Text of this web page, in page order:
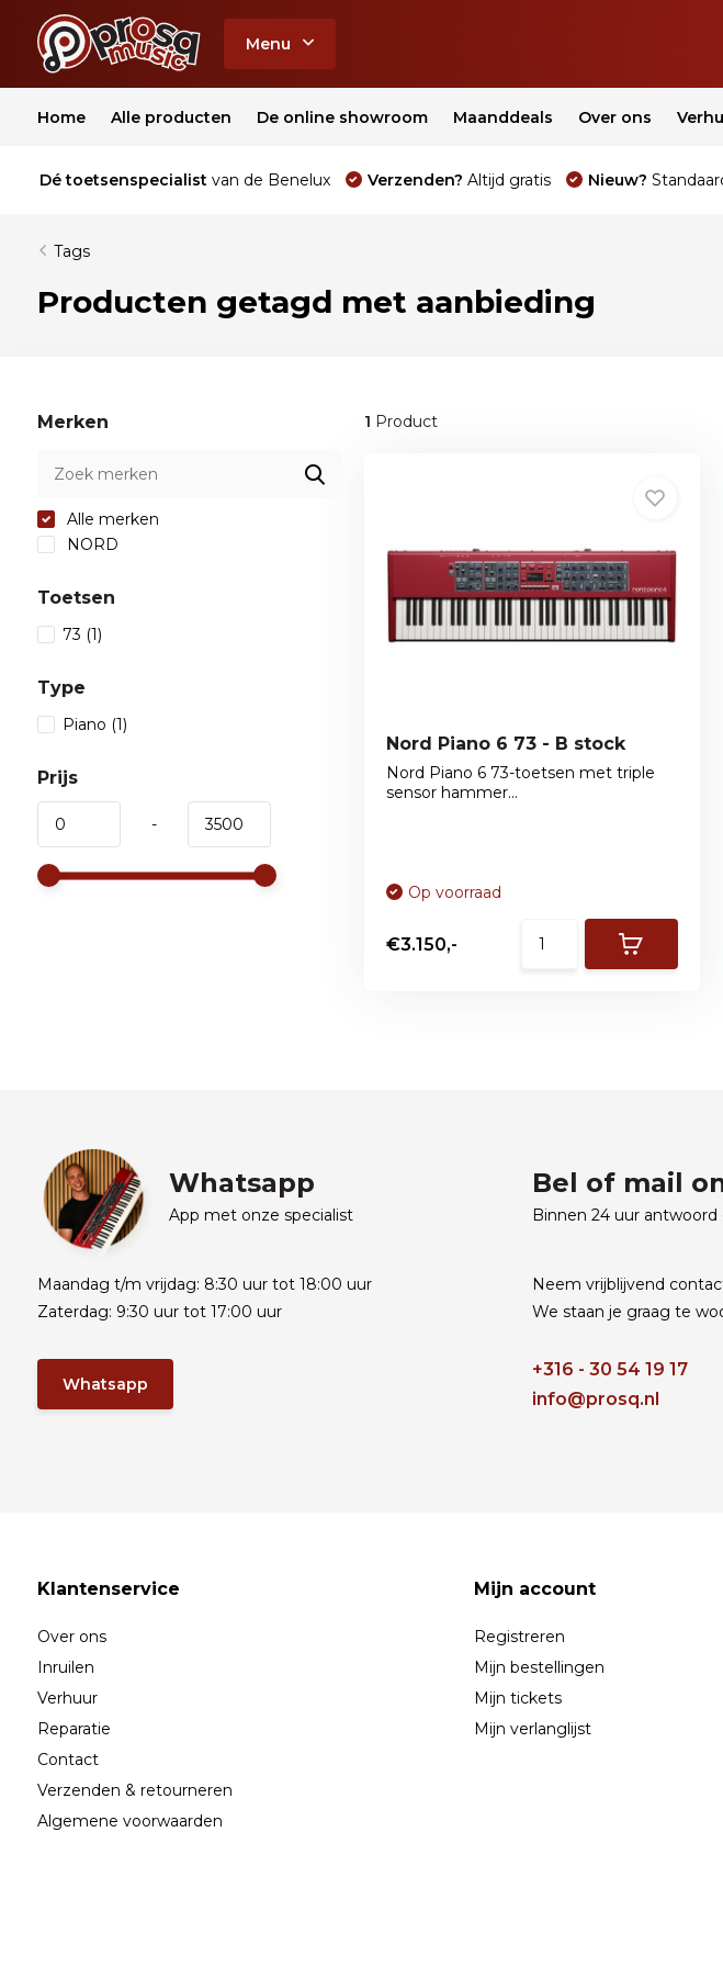
Menu
Home Alle producten De online showroom Maanddeals Over ons
Dé toetsenspecialist van de Benelux Verzenden? Altijd gratis Nieuw?
Tags
Producten getagd met aanbieding
Merken
Alle merken
NORD
Toetsen
73 (1)
Type
Piano (1)
Prijs
-
1 Product
Nord Piano 6 73 - B stock
Nord Piano 6 73-toetsen met triple
sensor hammer...
Op voorraad
€3.150,-
Whatsapp
App met onze specialist
Maandag t/m vrijdag: 8:30 uur tot 18:00 uur
Zaterdag: 9:30 uur tot 17:00 uur
Whatsapp
Bel of mail
Binnen 24 uur antwoord
Neem vrijblijvend
We staan je graag te
+316 - 30 54 19 17
info@prosq.nl
Klantenservice
Over ons
Inruilen
Verhuur
Reparatie
Contact
Verzenden & retourneren
Algemene voorwaarden
Mijn account
Registreren
Mijn bestellingen
Mijn tickets
Mijn verlanglijst